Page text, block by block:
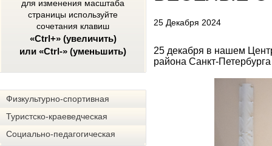
для изменения масштаба
страницы используйте
сочетания клавиш
«Ctrl+» (увеличить)
или «Ctrl-» (уменьшить)
Физкультурно-спортивная
Туристско-краеведческая
Социально-педагогическая
25 Декабря 2024
25 декабря в нашем
района Санкт-